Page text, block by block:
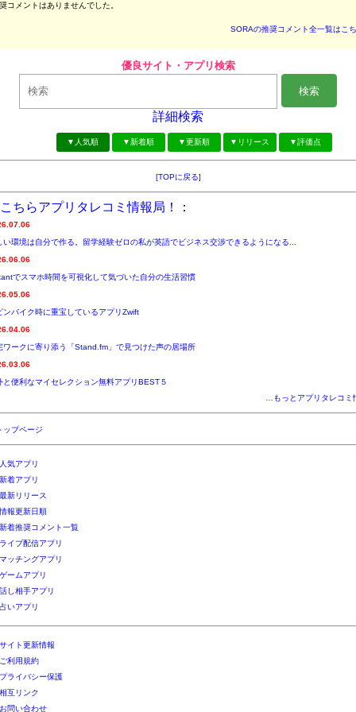
コメントはありませんでした。
SORAの推奨コメント全一覧はこ
優良サイト・アプリ検索
検索
詳細検索
▼人気順 ▼新着順 ▼更新順 ▼リリース ▼評価点
[TOPに戻る]
こちらアプリタレコミ情報局！ ：
い環境は自分で作る。留学経験ゼロの私が英語でビジネス交渉できるようになる...
でスマホ時間を可視化して気づいた自分の生活習慣
ンバイク時に重宝しているアプリZwift
ワークに寄り添う「Stand.fm」で見つけた声の居場所
と便利なマイセレクション無料アプリBEST５
…もっとアプリタレコミ
ップページ
人気アプリ
新着アプリ
最新リリース
情報更新日順
新着推奨コメント一覧
ライブ配信アプリ
マッチングアプリ
ゲームアプリ
話し相手アプリ
占いアプリ
サイト更新情報
ご利用規約
プライバシー保護
相互リンク
お問い合わせ